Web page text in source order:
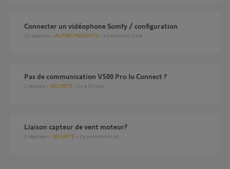
Connecter un vidéophone Somfy / configuration
32 réponses AUTRES PRODUITS il y a environ 2 ans
Pas de communication V500 Pro Io Connect ?
1 réponse SÉCURITÉ il y a 10 mois
liaison capteur de vent moteur?
2 réponses SÉCURITÉ il y a environ un an